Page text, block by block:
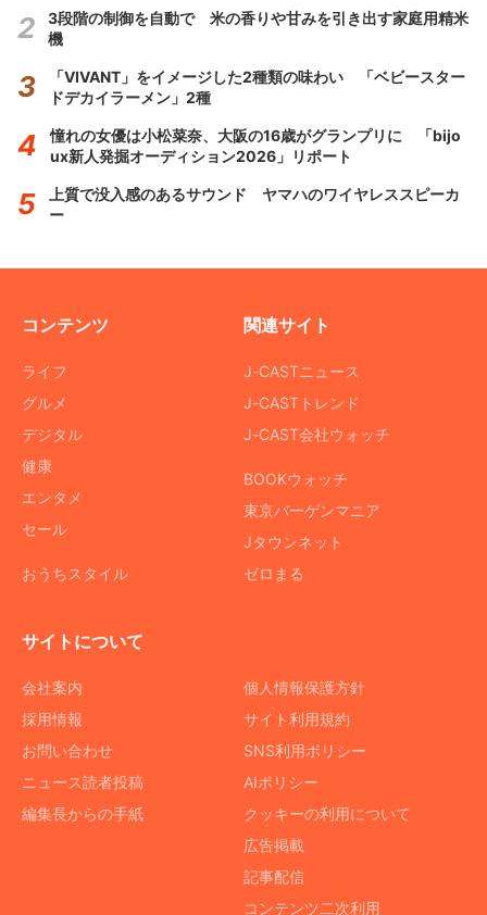
3段階の制御を自動で 米の香りや甘みを引き出す家庭用精米
機
「VIVANT」をイメージした2種類の味わい 「ベビースター
ドデカイラーメン」2種
憧れの女優は小松菜奈、大阪の16歳がグランプリに 「bijo
ux新人発掘オーディション2026」リポート
上質で没入感のあるサウンド ヤマハのワイヤレススピーカ
ー
コンテンツ
ライフ
グルメ
デジタル
健康
エンタメ
セール
おうちスタイル
関連サイト
J-CASTニュース
J-CASTトレンド
J-CAST会社ウォッチ
BOOKウォッチ
東京バーゲンマニア
Jタウンネット
ゼロまる
サイトについて
会社案内
採用情報
お問い合わせ
ニュース読者投稿
編集長からの手紙
個人情報保護方針
サイト利用規約
SNS利用ポリシー
AIポリシー
クッキーの利用について
広告掲載
記事配信
コンテンツ二次利用